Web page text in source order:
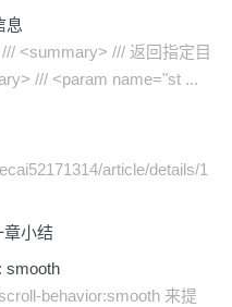
息
<summary> /// 返回指定目
/// <param name="st ...
article/details/1
章小结
smooth
behavior:smooth 来提